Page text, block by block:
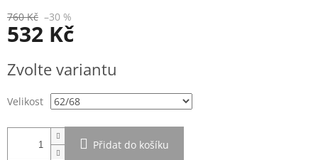
760 Kč –30 %
532 Kč
cena:
Zvolte variantu
Velikost
Přidat do košíku